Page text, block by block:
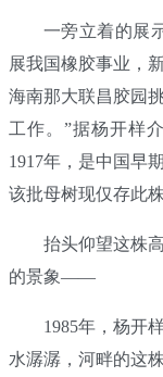
一旁立着的展
展我国橡胶事业，
海南那大联昌胶园
工作。”据杨开样
1917年，是中国早
该批母树现仅存此株
抬头仰望这株
的景象——
1985年，杨开
水潺潺，河畔的这